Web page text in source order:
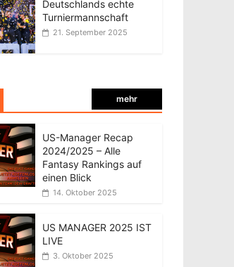
Deutschlands echte
Turniermannschaft
21. September 2025
mehr
US-Manager Recap
2024/2025 – Alle
Fantasy Rankings auf
einen Blick
14. Oktober 2025
US MANAGER 2025 IST
LIVE
3. Oktober 2025